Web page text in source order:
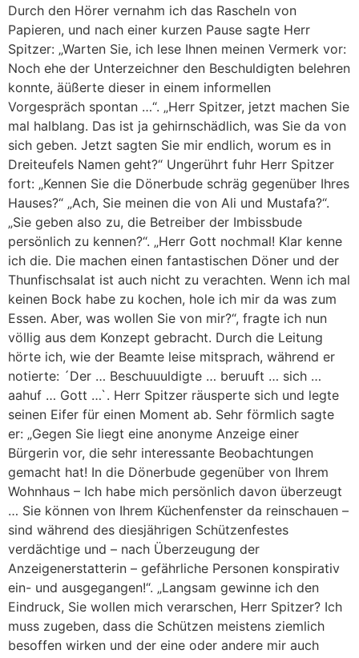
Durch den Hörer vernahm ich das Rascheln von
Papieren, und nach einer kurzen Pause sagte Herr
Spitzer: „Warten Sie, ich lese Ihnen meinen Vermerk vor:
Noch ehe der Unterzeichner den Beschuldigten belehren
konnte, äüßerte dieser in einem informellen
Vorgespräch spontan …“. „Herr Spitzer, jetzt machen Sie
mal halblang. Das ist ja gehirnschädlich, was Sie da von
sich geben. Jetzt sagten Sie mir endlich, worum es in
Dreiteufels Namen geht?“ Ungerührt fuhr Herr Spitzer
fort: „Kennen Sie die Dönerbude schräg gegenüber Ihres
Hauses?“ „Ach, Sie meinen die von Ali und Mustafa?“.
„Sie geben also zu, die Betreiber der Imbissbude
persönlich zu kennen?“. „Herr Gott nochmal! Klar kenne
ich die. Die machen einen fantastischen Döner und der
Thunfischsalat ist auch nicht zu verachten. Wenn ich mal
keinen Bock habe zu kochen, hole ich mir da was zum
Essen. Aber, was wollen Sie von mir?“, fragte ich nun
völlig aus dem Konzept gebracht. Durch die Leitung
hörte ich, wie der Beamte leise mitsprach, während er
notierte: ´Der … Beschuuuldigte … beruuft … sich …
aahuf … Gott …`. Herr Spitzer räusperte sich und legte
seinen Eifer für einen Moment ab. Sehr förmlich sagte
er: „Gegen Sie liegt eine anonyme Anzeige einer
Bürgerin vor, die sehr interessante Beobachtungen
gemacht hat! In die Dönerbude gegenüber von Ihrem
Wohnhaus – Ich habe mich persönlich davon überzeugt
… Sie können von Ihrem Küchenfenster da reinschauen –
sind während des diesjährigen Schützenfestes
verdächtige und – nach Überzeugung der
Anzeigenerstatterin – gefährliche Personen konspirativ
ein- und ausgegangen!“. „Langsam gewinne ich den
Eindruck, Sie wollen mich verarschen, Herr Spitzer? Ich
muss zugeben, dass die Schützen meistens ziemlich
besoffen wirken und der eine oder andere mir auch